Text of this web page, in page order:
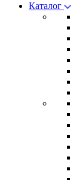
Каталог